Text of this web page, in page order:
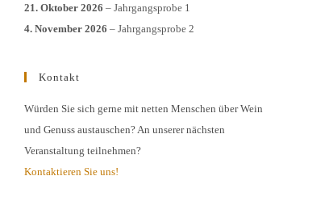
21. Oktober 2026 – Jahrgangsprobe 1
4. November 2026 – Jahrgangsprobe 2
Kontakt
Würden Sie sich gerne mit netten Menschen über Wein
und Genuss austauschen? An unserer nächsten
Veranstaltung teilnehmen?
Kontaktieren Sie uns!